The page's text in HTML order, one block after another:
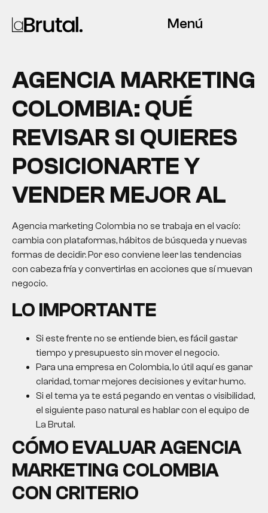
Menú
AGENCIA MARKETING
COLOMBIA: QUÉ
REVISAR SI QUIERES
POSICIONARTE Y
VENDER MEJOR AL
Agencia marketing Colombia no se trabaja en el vacío:
cambia con plataformas, hábitos de búsqueda y nuevas
formas de decidir. Por eso conviene leer las tendencias
con cabeza fría y convertirlas en acciones que sí muevan
negocio.
LO IMPORTANTE
Si este frente no se entiende bien, es fácil gastar
tiempo y presupuesto sin mover el negocio.
Para una empresa en Colombia, lo útil aquí es ganar
claridad, tomar mejores decisiones y evitar humo.
Si el tema ya te está pegando en ventas o visibilidad,
el siguiente paso natural es hablar con el equipo de
La Brutal.
CÓMO EVALUARAGENCIA
MARKETING COLOMBIA
CON CRITERIO